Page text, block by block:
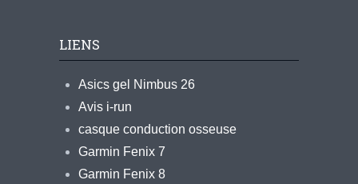
LIENS
Asics gel Nimbus 26
Avis i-run
casque conduction osseuse
Garmin Fenix 7
Garmin Fenix 8